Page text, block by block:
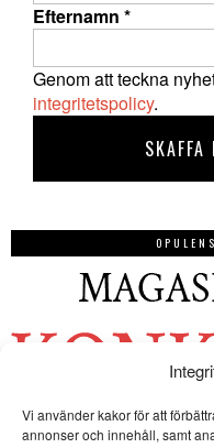
Vi använder kakor för att
annonser och innehåll, samt
Efternamn *
Genom att teckna
integritetspolicy.